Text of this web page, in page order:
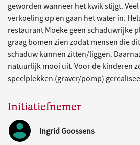
geworden wanneer het kwik stijgt.
verkoeling op en gaan het water in.
restaurant Moeke geen schaduwrijke
graag bomen zien zodat mensen die
schaduw kunnen zitten/liggen.
natuurlijk mooi uit. Voor de kinderen
speelplekken (graver/pomp)
Initiatiefnemer
Ingrid Goossens